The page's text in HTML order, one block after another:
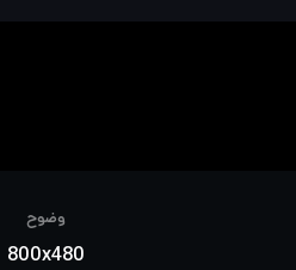
وضوح
800x480